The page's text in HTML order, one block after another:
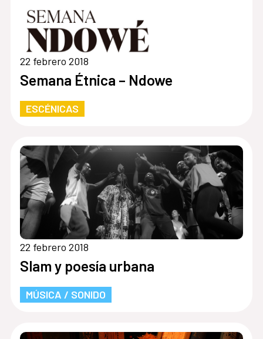
22 febrero 2018
Semana Étnica – Ndowe
ESCÉNICAS
22 febrero 2018
Slam y poesía urbana
MÚSICA / SONIDO